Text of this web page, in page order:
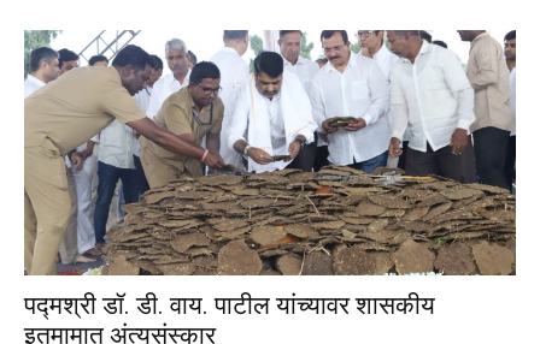
पद्मश्री डॉ. डी. वाय. पाटील यांच्यावर शासकीय
इतमामात अंत्यसंस्कार